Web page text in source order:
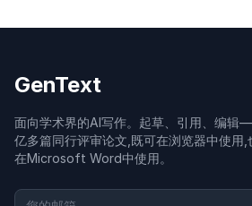
GenText
面向学术界的AI写作。起草、引用、编辑
亿多篇同行评审论文,既可在浏览器中使用,
在Microsoft Word中使用。